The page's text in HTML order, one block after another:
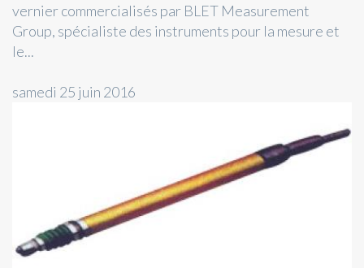
vernier commercialisés par BLET Measurement
Group, spécialiste des instruments pour la mesure et
le...
samedi 25 juin 2016